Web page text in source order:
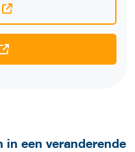
een veranderende